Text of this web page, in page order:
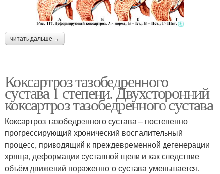
читать дальше →
Коксартроз тазобедренного
сустава 1 степени. Двухсторонний
коксартроз тазобедренного сустава
Коксартроз тазобедренного сустава – постепенно
прогрессирующий хронический воспалительный
процесс, приводящий к преждевременной дегенерации
хряща, деформации суставной щели и как следствие
объём движений пораженного сустава уменьшается.